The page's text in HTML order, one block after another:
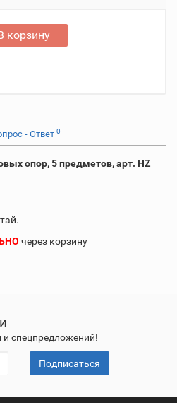
корзину
- Ответ 0
опор, 5 предметов, арт. HZ
через корзину
и спецпредложений!
Подписаться